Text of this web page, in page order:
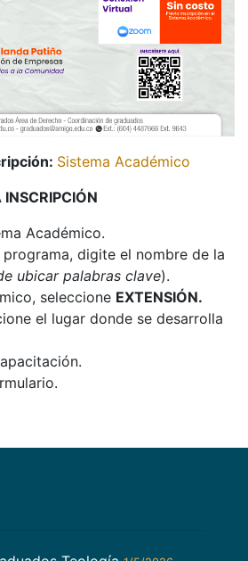
Sistema Académico
INSCRIPCIÓN
Académico.
digite el nombre de la
ubicar palabras clave).
seleccione EXTENSIÓN.
el lugar donde se desarrolla